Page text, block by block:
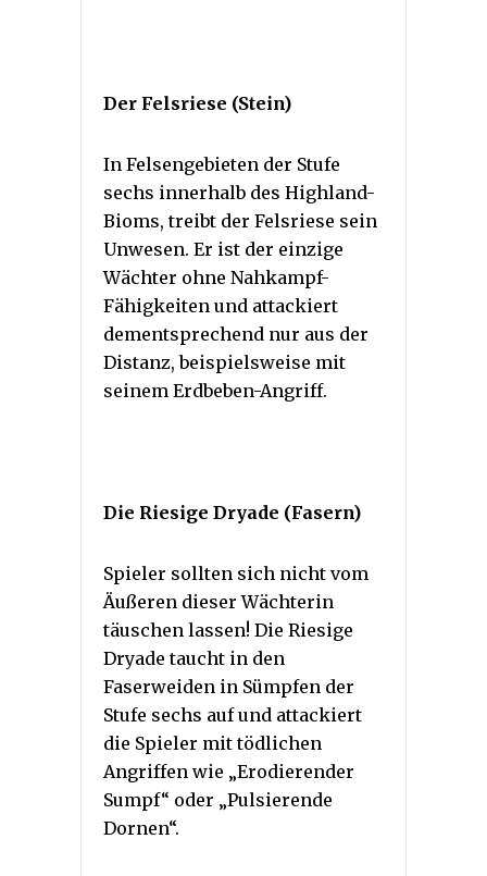
Der Felsriese (Stein)
In Felsengebieten der Stufe
sechs innerhalb des Highland-
Bioms, treibt der Felsriese sein
Unwesen. Er ist der einzige
Wächter ohne Nahkampf-
Fähigkeiten und attackiert
dementsprechend nur aus der
Distanz, beispielsweise mit
seinem Erdbeben-Angriff.
Die Riesige Dryade (Fasern)
Spieler sollten sich nicht vom
Äußeren dieser Wächterin
täuschen lassen! Die Riesige
Dryade taucht in den
Faserweiden in Sümpfen der
Stufe sechs auf und attackiert
die Spieler mit tödlichen
Angriffen wie „Erodierender
Sumpf“ oder „Pulsierende
Dornen“.